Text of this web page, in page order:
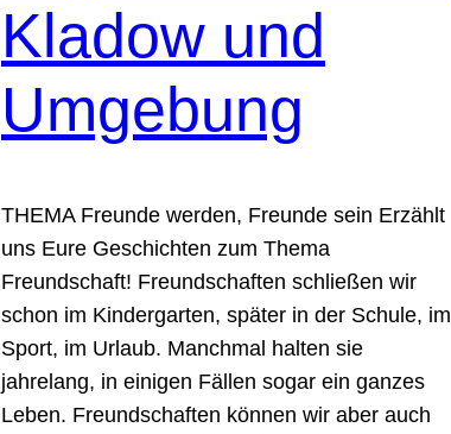
Kladow und
Umgebung
THEMA Freunde werden, Freunde sein Erzählt
uns Eure Geschichten zum Thema
Freundschaft! Freundschaften schließen wir
schon im Kindergarten, später in der Schule, im
Sport, im Urlaub. Manchmal halten sie
jahrelang, in einigen Fällen sogar ein ganzes
Leben. Freundschaften können wir aber auch